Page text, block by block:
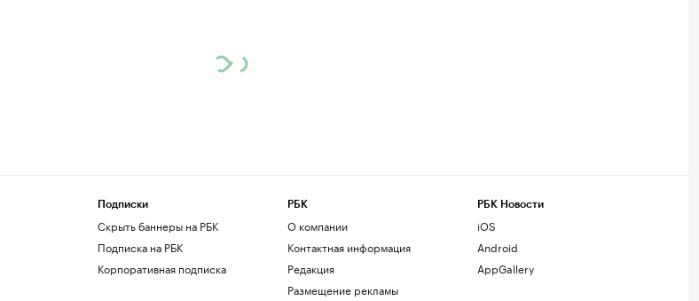
Подписки
Скрыть баннеры на РБК
Подписка на РБК
Корпоративная подписка
РБК
О компании
Контактная информация
Редакция
Размещение рекламы
РБК Новости
iOS
Android
AppGallery